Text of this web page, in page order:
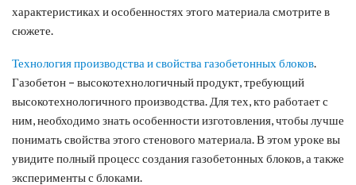
характеристиках и особенностях этого материала смотрите в
сюжете.
Технология производства и свойства газобетонных блоков.
Газобетон – высокотехнологичный продукт, требующий
высокотехнологичного производства. Для тех, кто работает с
ним, необходимо знать особенности изготовления, чтобы лучше
понимать свойства этого стенового материала. В этом уроке вы
увидите полный процесс создания газобетонных блоков, а также
эксперименты с блоками.